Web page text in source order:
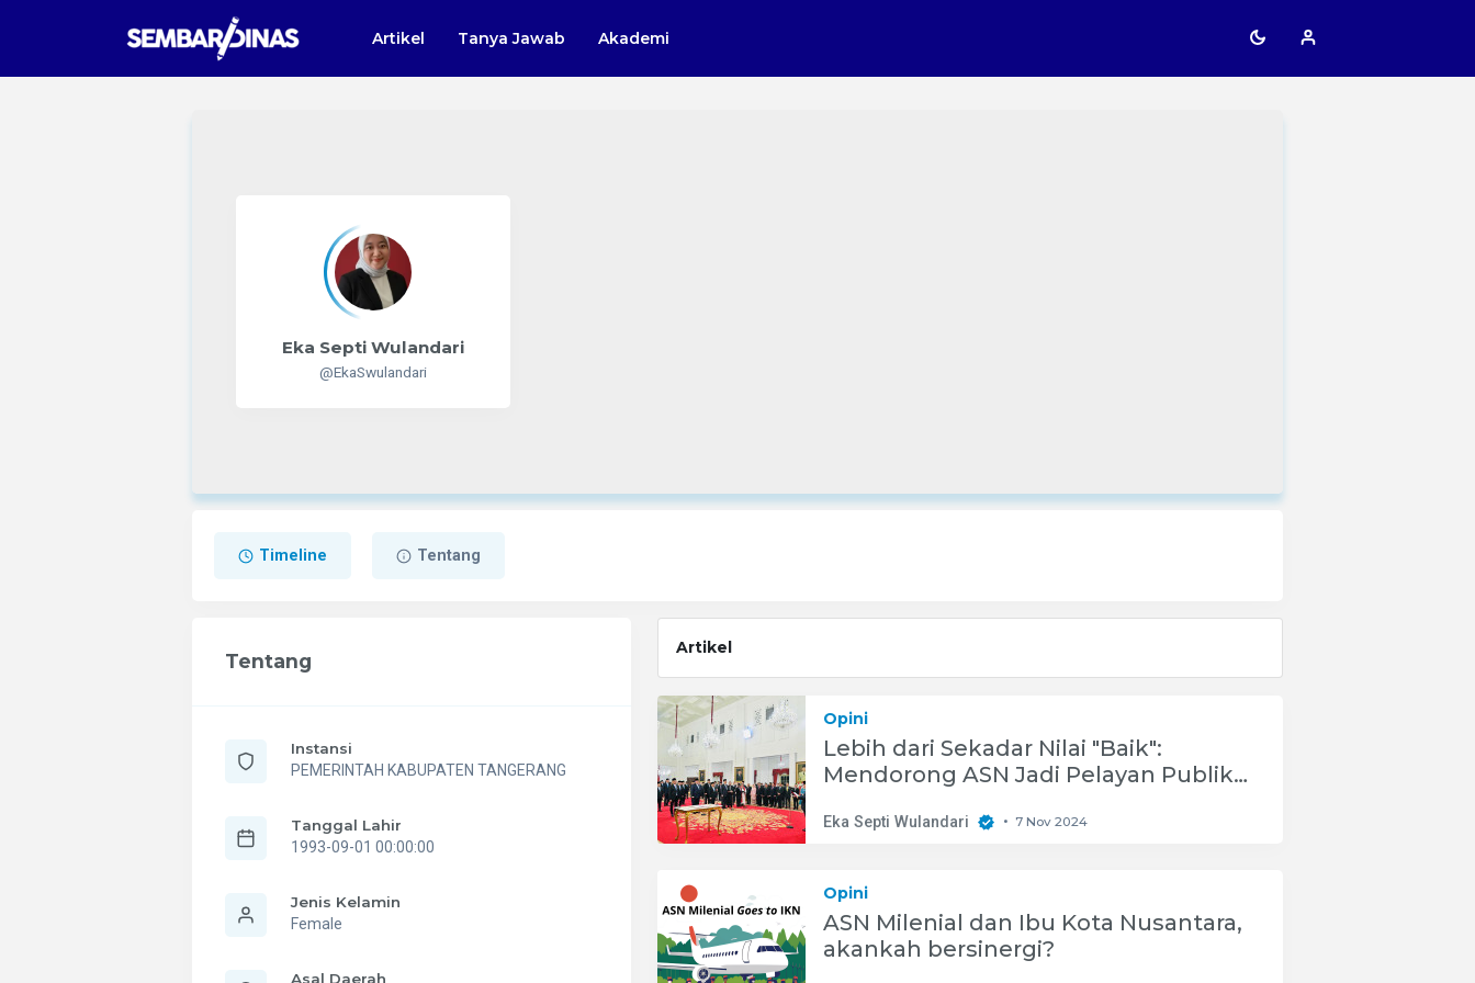
Artikel Tanya Jawab Akademi
Eka Septi Wulandari
@EkaSwulandari
Timeline Tentang
Tentang
Instansi
PEMERINTAH KABUPATEN TANGERANG
Tanggal Lahir
1993-09-01 00:00:00
Jenis Kelamin
Female
Asal Daerah
Artikel
Opini
Lebih dari Sekadar Nilai "Baik":
Mendorong ASN Jadi Pelayan Publik
Eka Septi Wulandari •7 Nov 2024
Opini
ASN Milenial dan Ibu Kota Nusantara,
akankah bersinergi?